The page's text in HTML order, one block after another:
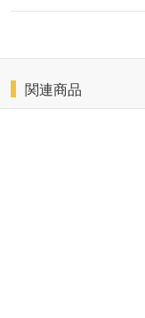
関連商品